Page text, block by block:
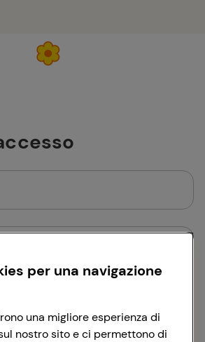
attiva
Accedi
per una navigazione
una migliore esperienza di
nostro sito e ci permettono di